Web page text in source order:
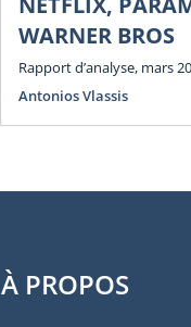
WARNER BROS
Rapport d’analyse, mars
Antonios Vlassis
À PROPOS